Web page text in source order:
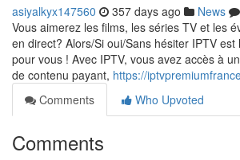
asiyalkyx147560 357 days ago News
Vous aimerez les films, les séries TV et les
en direct? Alors/Si oui/Sans hésiter IPTV
pour vous ! Avec IPTV, vous avez accès à
de contenu payant, https://
Comments
Who Upvoted
Comments